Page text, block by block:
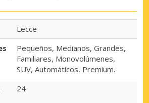
Lecce
Pequeños, Medianos, Grandes,
Familiares, Monovolúmenes,
SUV, Automáticos, Premium.
24